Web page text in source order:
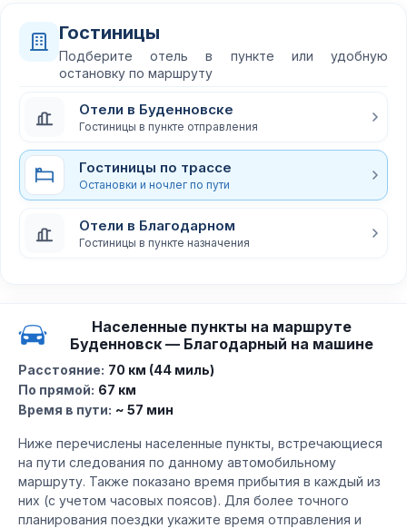
Гостиницы
Подберите отель в пункте или удобную
остановку по маршруту
Отели в Буденновске
Гостиницы в пункте отправления
Гостиницы по трассе
Остановки и ночлег по пути
Отели в Благодарном
Гостиницы в пункте назначения
Населенные пункты на маршруте
Буденновск — Благодарный на машине
Расстояние: 70 км (44 миль)
По прямой: 67 км
Время в пути: ~ 57 мин
Ниже перечислены населенные пункты, встречающиеся
на пути следования по данному автомобильному
маршруту. Также показано время прибытия в каждый из
них (с учетом часовых поясов). Для более точного
планирования поездки укажите время отправления и